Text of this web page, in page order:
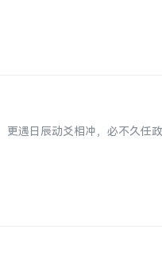
遇日辰动爻相冲，必不久任政